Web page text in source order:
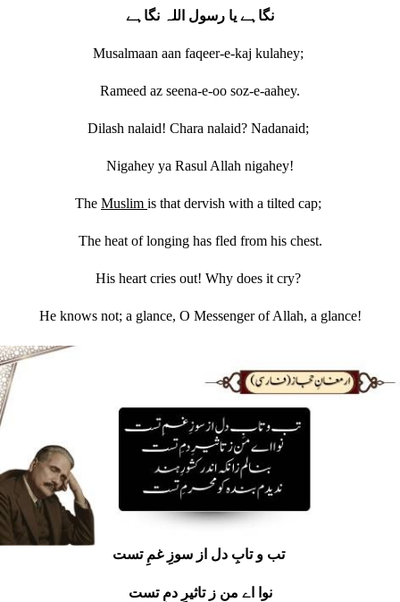
نگاہے یا رسول اللہ نگاہے
Musalmaan aan faqeer-e-kaj kulahey;
Rameed az seena-e-oo soz-e-aahey.
Dilash nalaid! Chara nalaid? Nadanaid;
Nigahey ya Rasul Allah nigahey!
The Muslim is that dervish with a tilted cap;
The heat of longing has fled from his chest.
His heart cries out! Why does it cry?
He knows not; a glance, O Messenger of Allah, a glance!
تب و تابِ دل از سوزِ غمِ تست
نوا اے من ز تاثیرِ دمِ تست